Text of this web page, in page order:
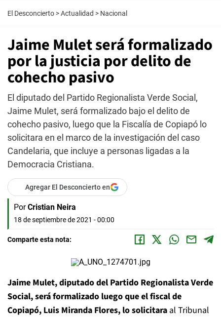
El Desconcierto >Actualidad > Nacional
Jaime Mulet será formalizado
por la justicia por delito de
cohecho pasivo
El diputado del Partido Regionalista Verde Social,
Jaime Mulet, será formalizado bajo el delito de
cohecho pasivo, luego que la Fiscalía de Copiapó lo
solicitara en el marco de la investigación del caso
Candelaria, que incluye a personas ligadas a la
Democracia Cristiana.
Agregar El Desconcierto en
Por Cristian Neira
18 de septiembre de 2021 - 00:00
Comparte esta nota:
Jaime Mulet, diputado del Partido Regionalista Verde
Social, será formalizado luego que el fiscal de
Copiapó, Luis Miranda Flores, lo solicitara al Tribunal